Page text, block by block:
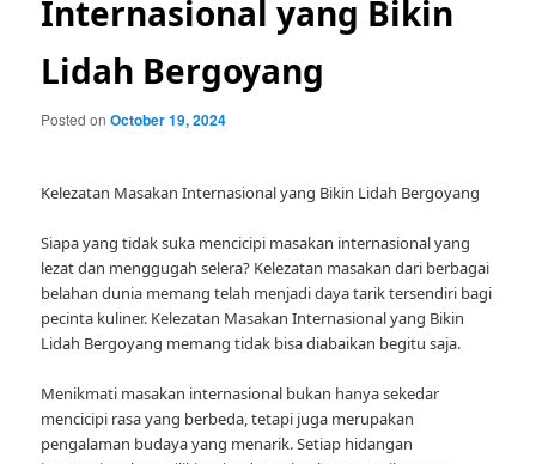
Internasional yang Bikin
Lidah Bergoyang
Posted onOctober 19, 2024
Kelezatan Masakan Internasional yang Bikin Lidah Bergoyang
Siapa yang tidak suka mencicipi masakan internasional yang
lezat dan menggugah selera? Kelezatan masakan dari berbagai
belahan dunia memang telah menjadi daya tarik tersendiri bagi
pecinta kuliner. Kelezatan Masakan Internasional yang Bikin
Lidah Bergoyang memang tidak bisa diabaikan begitu saja.
Menikmati masakan internasional bukan hanya sekedar
mencicipi rasa yang berbeda, tetapi juga merupakan
pengalaman budaya yang menarik. Setiap hidangan